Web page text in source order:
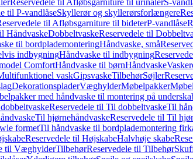
Reservedele til Afløbsgarniture til urinalerS-
til P-vandlåseSkyllerør og skyllerørsforlængere
til Afløbsgarniture til bideterP-vandlåse
HåndvaskeDobbeltvaskeReservedele til
til bordplademonteringHåndvaske, små
indbygningHåndvaske til indbygning
ComfortHåndvaske til børnHåndvaske
vaskGipsvaskeTilbehørSøjler
DekorationspladerVæghylderMøbelpakker
med håndvaske til montering på
Reservedele til Til dobbeltvaskeTil
Til hjørnehåndvaskeReservedele til Til
formetTil håndvaske til bordplademontering
Reservedele til HøjskabeHalvhøje skabe
til VæghylderTilbehørReservedele til Tilbehør